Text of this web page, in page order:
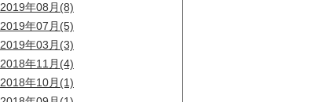
2019年08月(8)
2019年07月(5)
2019年03月(3)
2018年11月(4)
2018年10月(1)